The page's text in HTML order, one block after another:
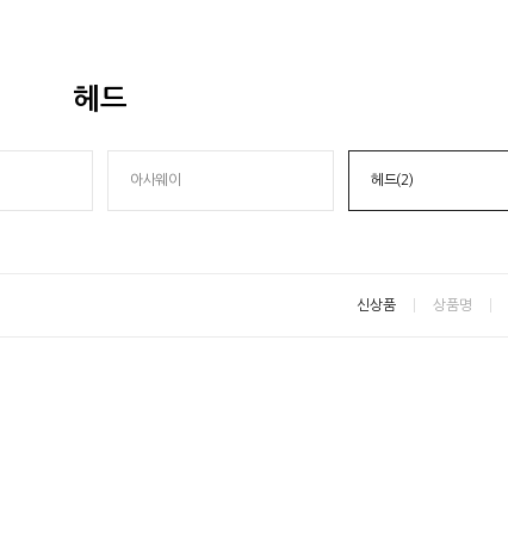
헤드
아사웨이 헤드(2)
신상품 상품명